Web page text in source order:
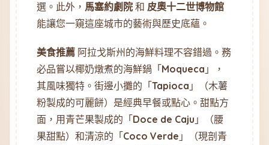
選。此外， 馬塞約劇院 和 皮奧十二世博物館
能讓您一窺這座城市的藝術與歷史底蘊。
美食推薦 阿拉戈斯州的海鮮料理不容錯過。務
必品嘗以椰奶燉煮的海鮮鍋「 Moqueca 」，
其風味獨特。街邊小攤的「 Tapioca 」（木薯
粉製成的可麗餅）是經典早餐或點心。甜點方
面，用青芒果製成的「 Doce de Caju 」（腰
果甜點）和清涼的「 Coco Verde 」（現剖青